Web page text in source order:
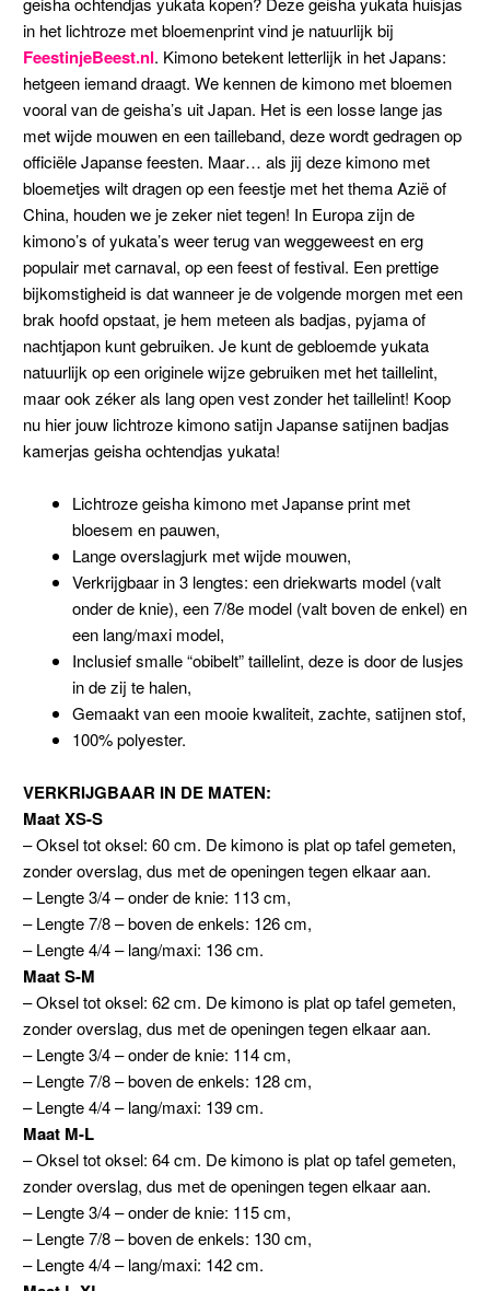
in het lichtroze met bloemenprint vind je natuurlijk bij
FeestinjeBeest.nl. Kimono betekent letterlijk in het Japans:
hetgeen iemand draagt. We kennen de kimono met bloemen
vooral van de geisha’s uit Japan. Het is een losse lange jas
met wijde mouwen en een tailleband, deze wordt gedragen op
officiële Japanse feesten. Maar… als jij deze kimono met
bloemetjes wilt dragen op een feestje met het thema Azië of
China, houden we je zeker niet tegen! In Europa zijn de
kimono’s of yukata’s weer terug van weggeweest en erg
populair met carnaval, op een feest of festival. Een prettige
bijkomstigheid is dat wanneer je de volgende morgen met een
brak hoofd opstaat, je hem meteen als badjas, pyjama of
nachtjapon kunt gebruiken. Je kunt de gebloemde yukata
natuurlijk op een originele wijze gebruiken met het taillelint,
maar ook zéker als lang open vest zonder het taillelint! Koop
nu hier jouw lichtroze kimono satijn Japanse satijnen badjas
kamerjas geisha ochtendjas yukata!
Lichtroze geisha kimono met Japanse print met
bloesem en pauwen,
Lange overslagjurk met wijde mouwen,
Verkrijgbaar in 3 lengtes: een driekwarts model (valt
onder de knie), een 7/8e model (valt boven de enkel) en
een lang/maxi model,
Inclusief smalle “obibelt” taillelint, deze is door de lusjes
in de zij te halen,
Gemaakt van een mooie kwaliteit, zachte, satijnen stof,
100% polyester.
VERKRIJGBAAR IN DE MATEN:
Maat XS-S
– Oksel tot oksel: 60 cm. De kimono is plat op tafel gemeten,
zonder overslag, dus met de openingen tegen elkaar aan.
– Lengte 3/4 – onder de knie: 113 cm,
– Lengte 7/8 – boven de enkels: 126 cm,
– Lengte 4/4 – lang/maxi: 136 cm.
Maat S-M
– Oksel tot oksel: 62 cm. De kimono is plat op tafel gemeten,
zonder overslag, dus met de openingen tegen elkaar aan.
– Lengte 3/4 – onder de knie: 114 cm,
– Lengte 7/8 – boven de enkels: 128 cm,
– Lengte 4/4 – lang/maxi: 139 cm.
Maat M-L
– Oksel tot oksel: 64 cm. De kimono is plat op tafel gemeten,
zonder overslag, dus met de openingen tegen elkaar aan.
– Lengte 3/4 – onder de knie: 115 cm,
– Lengte 7/8 – boven de enkels: 130 cm,
– Lengte 4/4 – lang/maxi: 142 cm.